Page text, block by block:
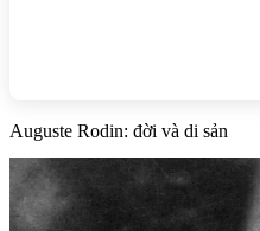
Auguste Rodin: đời và di sản